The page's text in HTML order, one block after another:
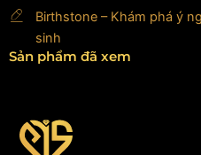
Birthstone – Khám phá ý
sinh
Sản phẩm đã xem